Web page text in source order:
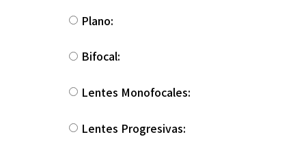
Plano:
Bifocal:
Lentes Monofocales:
Lentes Progresivas: